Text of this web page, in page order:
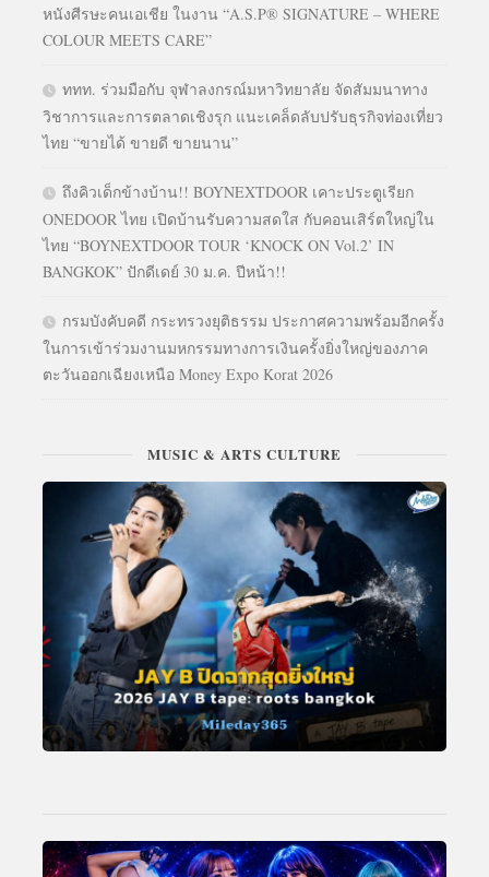
หนังศีรษะคนเอเชีย ในงาน “A.S.P® SIGNATURE – WHERE
COLOUR MEETS CARE”
ททท. ร่วมมือกับ จุฬาลงกรณ์มหาวิทยาลัย จัดสัมมนาทาง
วิชาการและการตลาดเชิงรุก แนะเคล็ดลับปรับธุรกิจท่องเที่ยว
ไทย “ขายได้ ขายดี ขายนาน”
ถึงคิวเด็กข้างบ้าน!! BOYNEXTDOOR เคาะประตูเรียก
ONEDOOR ไทย เปิดบ้านรับความสดใส กับคอนเสิร์ตใหญ่ใน
ไทย “BOYNEXTDOOR TOUR ‘KNOCK ON Vol.2’ IN
BANGKOK” ปักดีเดย์ 30 ม.ค. ปีหน้า!!
กรมบังคับคดี กระทรวงยุติธรรม ประกาศความพร้อมอีกครั้ง
ในการเข้าร่วมงานมหกรรมทางการเงินครั้งยิ่งใหญ่ของภาค
ตะวันออกเฉียงเหนือ Money Expo Korat 2026
MUSIC & ARTS CULTURE